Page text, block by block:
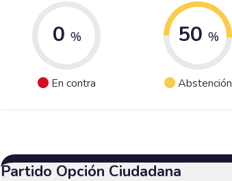
0 %
En contra
50 %
Abstención
Partido Opción Ciudadana